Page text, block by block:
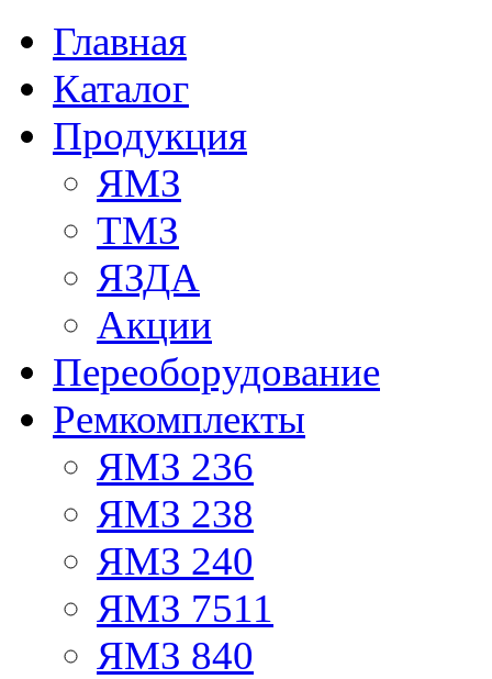
Главная
Каталог
Продукция
ЯМЗ
ТМЗ
ЯЗДА
Акции
Переоборудование
Ремкомплекты
ЯМЗ 236
ЯМЗ 238
ЯМЗ 240
ЯМЗ 7511
ЯМЗ 840